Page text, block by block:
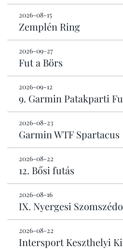
2026-08-15
Zemplén Ring
2026-09-27
Fut a Börs
2026-09-12
9. Garmin Patakparti
2026-08-23
Garmin WTF Spartacus
2026-08-22
12. Bősi futás
2026-08-16
IX. Nyergesi
2026-08-22
Intersport Keszthelyi